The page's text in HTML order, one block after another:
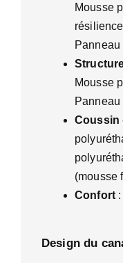
Mousse
Mousse
Coussin
(mousse
Confort
Design du